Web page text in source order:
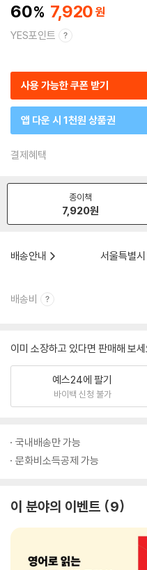
60 7,920
YES포인트
사용 가능한 쿠폰 받기
앱 다운 시 1천원 상품권
결제혜택
종이책
7,920원
배송안내
서울특별
배송비
이미 소장하고 있다면 판매해 보세
예스24에 팔기
바이백 신청 불가
국내배송만 가능
문화비소득공제 가능
이 분야의 이벤트 9